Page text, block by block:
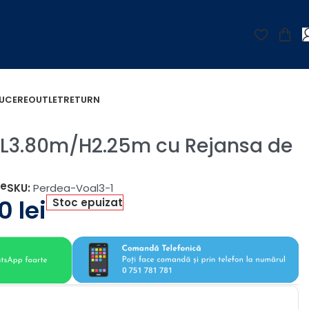
OUTLETRETURN
H2.25m cu Rejansa de
SKU: Perdea-Voal3-1
lei Stoc epuizat